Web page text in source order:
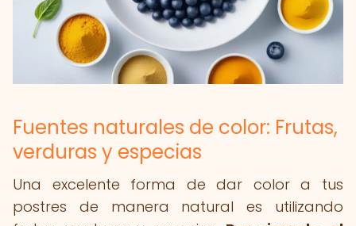
Fuentes naturales de color: Frutas,
verduras y especias
Una excelente forma de dar color a tus
postres de manera natural es utilizando